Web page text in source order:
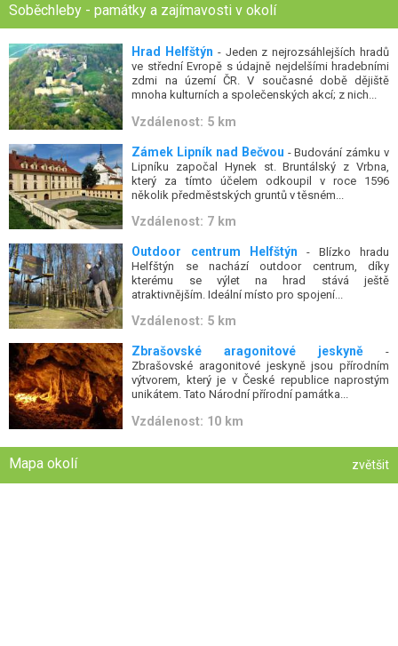
Soběchleby - památky a zajímavosti v okolí
Hrad Helfštýn - Jeden z nejrozsáhlejších hradů
ve střední Evropě s údajně nejdelšími hradebními
zdmi na území ČR. V současné době dějiště
mnoha kulturních a společenských akcí; z nich...
Vzdálenost: 5 km
Zámek Lipník nad Bečvou - Budování zámku v
Lipníku započal Hynek st. Bruntálský z Vrbna,
který za tímto účelem odkoupil v roce 1596
několik předměstských gruntů v těsném...
Vzdálenost: 7 km
Outdoor centrum Helfštýn - Blízko hradu
Helfštýn se nachází outdoor centrum, díky
kterému se výlet na hrad stává ještě
atraktivnějším. Ideální místo pro spojení...
Vzdálenost: 5 km
Zbrašovské aragonitové jeskyně -
Zbrašovské aragonitové jeskyně jsou přírodním
výtvorem, který je v České republice naprostým
unikátem. Tato Národní přírodní památka...
Vzdálenost: 10 km
Mapa okolí zvětšit